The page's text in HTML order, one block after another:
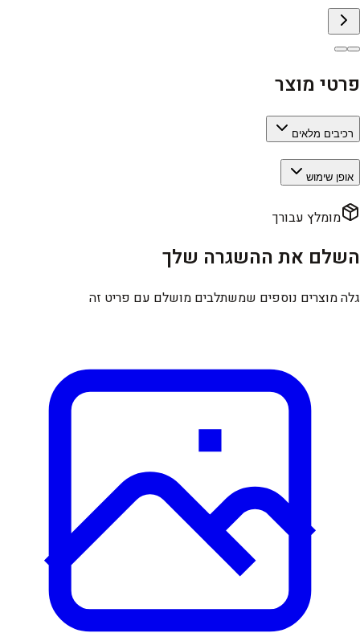
פרטי מוצר
רכיבים מלאים
אופן שימוש
מומלץ עבורך
השלם את ההשגרה שלך
גלה מוצרים נוספים שמשתלבים מושלם עם פריט זה